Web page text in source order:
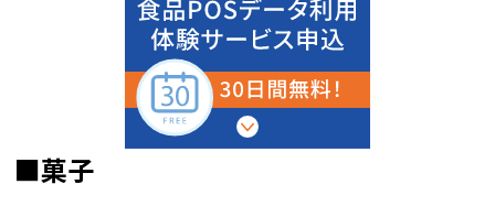
■菓子